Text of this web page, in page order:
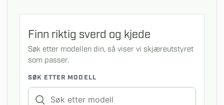
Finn riktig sverd og kjede
Søk etter modellen din, så viser vi skjæreutstyret
som passer.
SØK ETTER MODELL